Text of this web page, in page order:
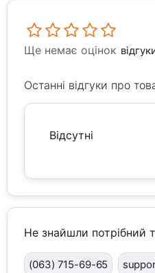
Ще немає оцінок
Останні відгуки про
Відсутні
Не знайшли потрібний
(063) 715-69-65